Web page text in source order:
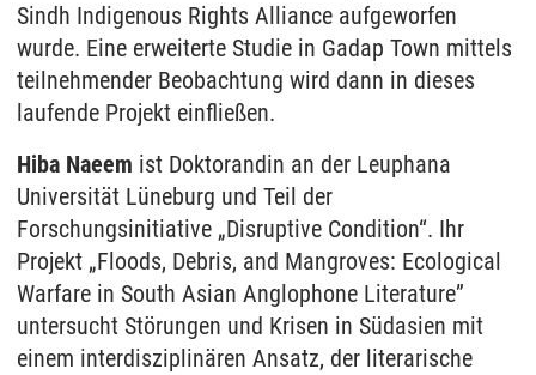
Sindh Indigenous Rights Alliance aufgeworfen
wurde. Eine erweiterte Studie in Gadap Town mittels
teilnehmender Beobachtung wird dann in dieses
laufende Projekt einfließen.
Hiba Naeem ist Doktorandin an der Leuphana
Universität Lüneburg und Teil der
Forschungsinitiative „Disruptive Condition“. Ihr
Projekt „Floods, Debris, and Mangroves: Ecological
Warfare in South Asian Anglophone Literature”
untersucht Störungen und Krisen in Südasien mit
einem interdisziplinären Ansatz, der literarische